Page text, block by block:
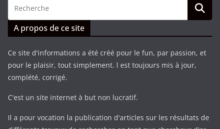
A propos de ce site
Ce site d'informations a été créé pour le fun, par passion, et
pour le plaisir, tout simplement. l est toujours mis à jour,
complété, corrigé.
C'est un site internet à but non lucratif.
Il a pour vocation la publication d'articles sur les résultats de